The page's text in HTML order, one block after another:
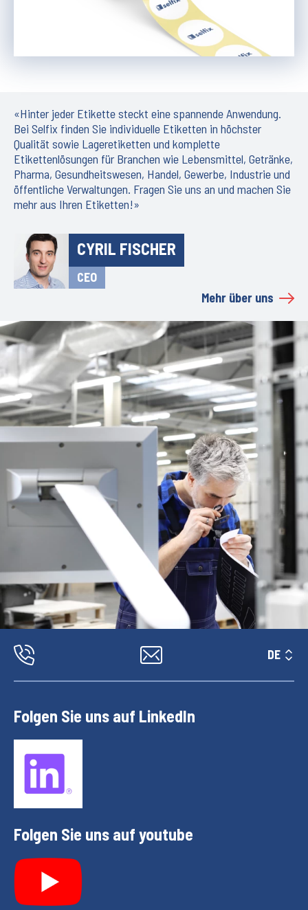
«Hinter jeder Etikette steckt eine spannende Anwendung.
Bei Selfix finden Sie individuelle Etiketten in höchster
Qualität sowie Lageretiketten und komplette
Etikettenlösungen für Branchen wie Lebensmittel, Getränke,
Pharma, Gesundheitswesen, Handel, Gewerbe, Industrie und
öffentliche Verwaltungen. Fragen Sie uns an und machen Sie
mehr aus Ihren Etiketten!»
CYRIL FISCHER
CEO
Mehr über uns
DE
Folgen Sie uns auf LinkedIn
Folgen Sie uns auf youtube